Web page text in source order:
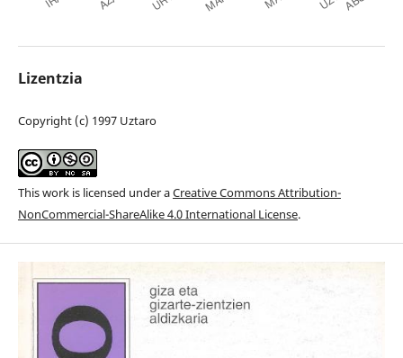
Lizentzia
Copyright (c) 1997 Uztaro
This work is licensed under aCreative Commons Attribution-
NonCommercial-ShareAlike 4.0 International License.